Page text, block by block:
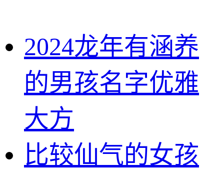
2024龙年有涵养
的男孩名字优雅
大方
比较仙气的女孩